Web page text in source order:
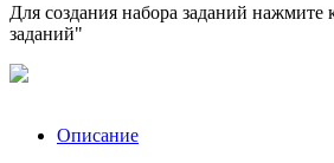
Для создания набора заданий нажмите
заданий"
Описание